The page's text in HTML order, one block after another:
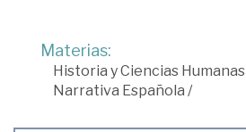
Materias:
Historia y Ciencias Humanas
Narrativa Española /